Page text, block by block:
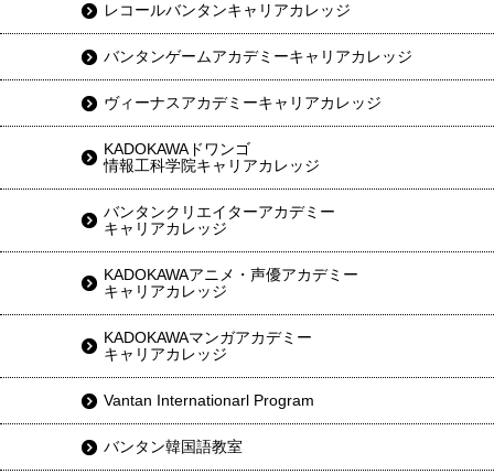
レコールバンタンキャリアカレッジ
バンタンゲームアカデミーキャリアカレッジ
ヴィーナスアカデミーキャリアカレッジ
KADOKAWAドワンゴ
情報工科学院キャリアカレッジ
バンタンクリエイターアカデミー
キャリアカレッジ
KADOKAWAアニメ・声優アカデミー
キャリアカレッジ
KADOKAWAマンガアカデミー
キャリアカレッジ
Vantan Internationarl Program
バンタン韓国語教室